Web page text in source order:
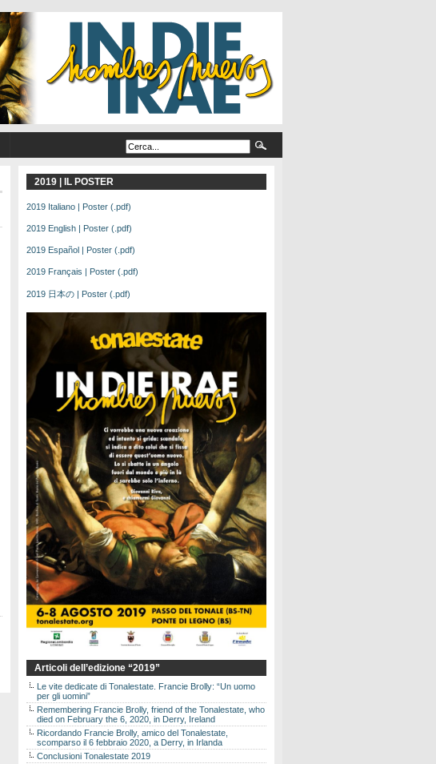
2019 | IL POSTER
2019 Italiano | Poster (.pdf)
2019 English | Poster (.pdf)
2019 Español | Poster (.pdf)
2019 Français | Poster (.pdf)
2019 日本の | Poster (.pdf)
Articoli dell’edizione “2019”
Le vite dedicate di Tonalestate. Francie Brolly: “Un uomo
per gli uomini”
Remembering Francie Brolly, friend of the Tonalestate, who
died on February the 6, 2020, in Derry, Ireland
Ricordando Francie Brolly, amico del Tonalestate,
scomparso il 6 febbraio 2020, a Derry, in Irlanda
Conclusioni Tonalestate 2019